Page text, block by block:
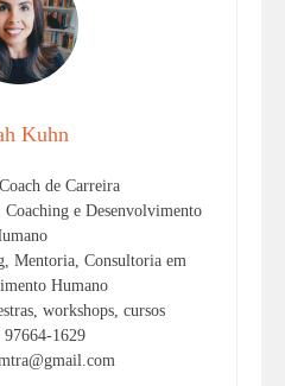
Kuhn
de Carreira
e Desenvolvimento
Mentoria, Consultoria em
Humano
workshops, cursos
97664-1629